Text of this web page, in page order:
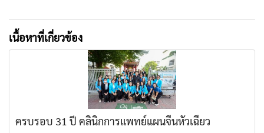
เนื้อหาที่เกี่ยวข้อง
ครบรอบ 31 ปี คลินิกการแพทย์แผนจีนหัวเฉียว